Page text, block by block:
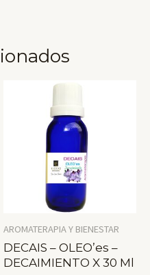
AROMATERAPIA Y BIENESTAR
DECAIS – OLEO’es –
DECAIMIENTO X 30 Ml